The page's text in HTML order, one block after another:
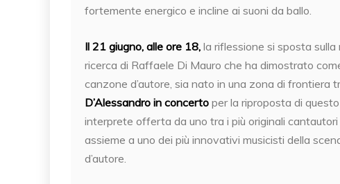
fortemente energico e incline ai suoni da ballo.
Il 21 giugno, alle ore 18, la riflessione si sposta
ricerca di Raffaele Di Mauro che ha dimostrato
canzone d’autore, sia nato in una zona di frontiera
D’Alessandro in concerto per la riproposta di
interprete offerta da uno tra i più originali
assieme a uno dei più innovativi musicisti della
d’autore.